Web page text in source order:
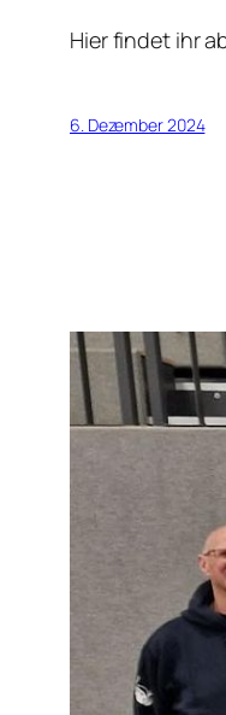
Hier findet ihr
6. Dezember 2024